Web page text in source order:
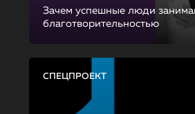
Зачем успешные люди
благотворительностью
СПЕЦПРОЕКТ